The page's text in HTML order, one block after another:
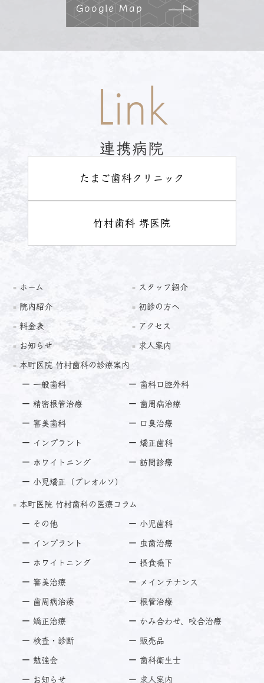
Google Map
Link
連携病院
たまご歯科クリニック
竹村歯科 堺医院
ホーム スタッフ紹介
院内紹介 初診の方へ
料金表 アクセス
お知らせ 求人案内
本町医院 竹村歯科の診療案内
一般歯科 歯科口腔外科
精密根管治療 歯周病治療
審美歯科 口臭治療
インプラント 矯正歯科
ホワイトニング 訪問診療
小児矯正（プレオルソ）
本町医院 竹村歯科の医療コラム
その他 小児歯科
インプラント 虫歯治療
ホワイトニング 摂食嚥下
審美治療 メインテナンス
歯周病治療 根管治療
矯正治療 かみ合わせ、咬合治療
検査・診断 販売品
勉強会 歯科衛生士
お知らせ 求人案内